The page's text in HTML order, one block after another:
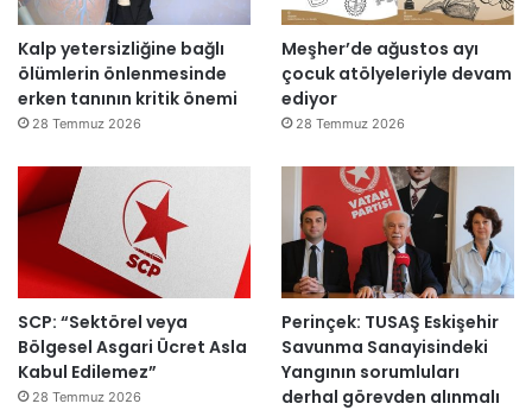
Kalp yetersizliğine bağlı
ölümlerin önlenmesinde
erken tanının kritik önemi
28 Temmuz 2026
Meşher’de ağustos ayı
çocuk atölyeleriyle devam
ediyor
28 Temmuz 2026
SCP: “Sektörel veya
Bölgesel Asgari Ücret Asla
Kabul Edilemez”
28 Temmuz 2026
Perinçek: TUSAŞ Eskişehir
Savunma Sanayisindeki
Yangının sorumluları
derhal görevden alınmalı